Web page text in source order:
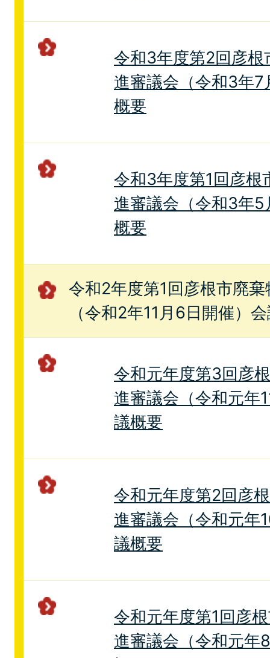
令和3年度第2回彦根
進審議会（令和3年
概要
令和3年度第1回彦根
進審議会（令和3年
概要
令和2年度第1回彦根市廃
（令和2年11月6日開催）
令和元年度第3回彦
進審議会（令和元年
議概要
令和元年度第2回彦
進審議会（令和元年
議概要
令和元年度第1回彦
進審議会（令和元年